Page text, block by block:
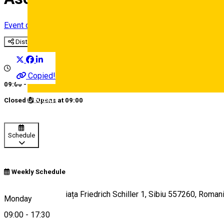
Deutsch
Event organizer
Distribuie
Copied!
09:00 - 17:30
Closed Opens at 09:00
Schedule
Weekly Schedule
Monday
09:00 - 17:30
Piata Schiller 1, Piața Friedrich Schiller 1, Sibiu 557260,